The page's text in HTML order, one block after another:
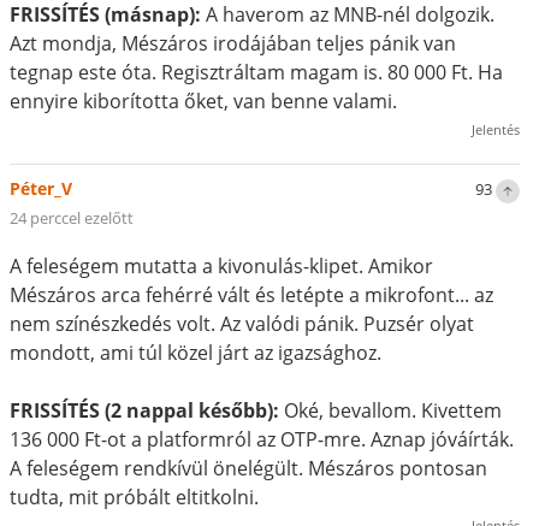
FRISSÍTÉS (másnap): A haverom az MNB-nél dolgozik.
Azt mondja, Mészáros irodájában teljes pánik van
tegnap este óta. Regisztráltam magam is. 80 000 Ft. Ha
ennyire kiborította őket, van benne valami.
Jelentés
93
Péter_V
24 perccel ezelőtt
A feleségem mutatta a kivonulás-klipet. Amikor
Mészáros arca fehérré vált és letépte a mikrofont... az
nem színészkedés volt. Az valódi pánik. Puzsér olyat
mondott, ami túl közel járt az igazsághoz.
FRISSÍTÉS (2 nappal később): Oké, bevallom. Kivettem
136 000 Ft-ot a platformról az OTP-mre. Aznap jóváírták.
A feleségem rendkívül önelégült. Mészáros pontosan
tudta, mit próbált eltitkolni.